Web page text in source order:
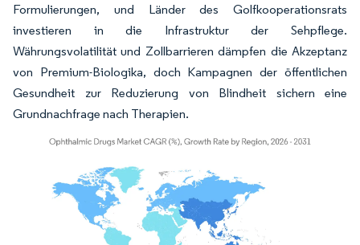
Formulierungen, und Länder des Golfkooperationsrats
investieren in die Infrastruktur der Sehpflege.
Währungsvolatilität und Zollbarrieren dämpfen die Akzeptanz
von Premium-Biologika, doch Kampagnen der öffentlichen
Gesundheit zur Reduzierung von Blindheit sichern eine
Grundnachfrage nach Therapien.